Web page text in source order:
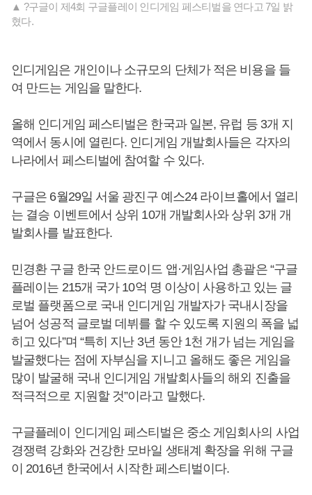
▲ ?구글이 제4회 구글플레이 인디게임 페스티벌을 연다고 7일 밝
혔다.
인디게임은 개인이나 소규모의 단체가 적은 비용을 들
여 만드는 게임을 말한다.
올해 인디게임 페스티벌은 한국과 일본, 유럽 등 3개 지
역에서 동시에 열린다. 인디게임 개발회사들은 각자의
나라에서 페스티벌에 참여할 수 있다.
구글은 6월29일 서울 광진구 예스24 라이브홀에서 열리
는 결승 이벤트에서 상위 10개 개발회사와 상위 3개 개
발회사를 발표한다.
민경환 구글 한국 안드로이드 앱·게임사업 총괄은 “구글
플레이는 215개 국가 10억 명 이상이 사용하고 있는 글
로벌 플랫폼으로 국내 인디게임 개발자가 국내시장을
넘어 성공적 글로벌 데뷔를 할 수 있도록 지원의 폭을 넓
히고 있다”며 “특히 지난 3년 동안 1천 개가 넘는 게임을
발굴했다는 점에 자부심을 지니고 올해도 좋은 게임을
많이 발굴해 국내 인디게임 개발회사들의 해외 진출을
적극적으로 지원할 것”이라고 말했다.
구글플레이 인디게임 페스티벌은 중소 게임회사의 사업
경쟁력 강화와 건강한 모바일 생태계 확장을 위해 구글
이 2016년 한국에서 시작한 페스티벌이다.